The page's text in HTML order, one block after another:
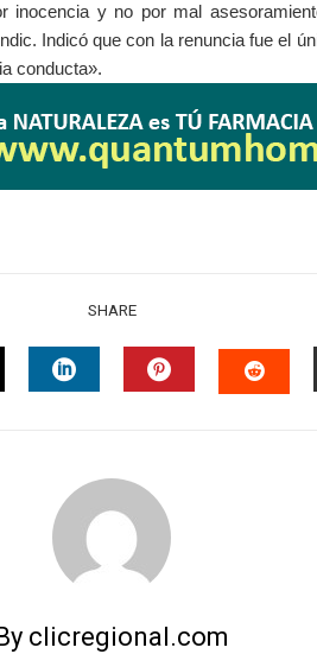
inocencia y no por mal
Indicó que con la renuncia fue el
conducta».
SHARE
clicregional.com